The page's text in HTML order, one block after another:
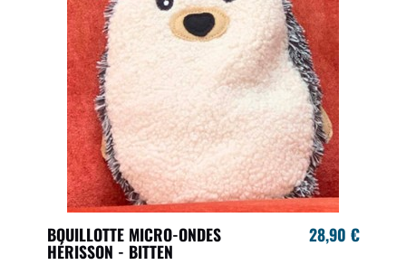
BOUILLOTTE MICRO-ONDES
HÉRISSON - BITTEN
28,90 €